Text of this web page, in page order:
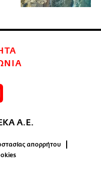
Α.Ε.
απορρήτου